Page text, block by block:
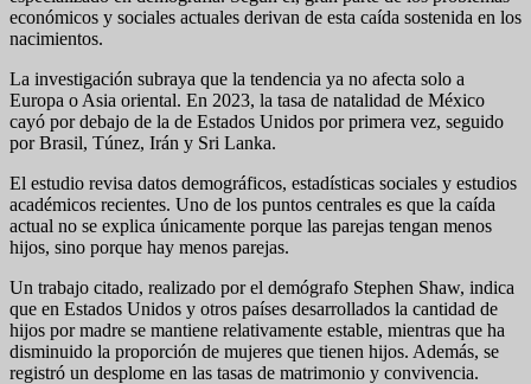
económicos y sociales actuales derivan de esta caída sostenida en los
nacimientos.
La investigación subraya que la tendencia ya no afecta solo a
Europa o Asia oriental. En 2023, la tasa de natalidad de México
cayó por debajo de la de Estados Unidos por primera vez, seguido
por Brasil, Túnez, Irán y Sri Lanka.
El estudio revisa datos demográficos, estadísticas sociales y estudios
académicos recientes. Uno de los puntos centrales es que la caída
actual no se explica únicamente porque las parejas tengan menos
hijos, sino porque hay menos parejas.
Un trabajo citado, realizado por el demógrafo Stephen Shaw, indica
que en Estados Unidos y otros países desarrollados la cantidad de
hijos por madre se mantiene relativamente estable, mientras que ha
disminuido la proporción de mujeres que tienen hijos. Además, se
registró un desplome en las tasas de matrimonio y convivencia.